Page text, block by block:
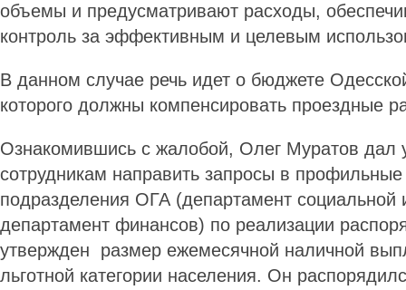
объемы и предусматривают расходы,
контроль за эффективным и целевым
В данном случае речь идет о бюджете
которого должны компенсировать проездные
Ознакомившись с жалобой, Олег Муратов дал
сотрудникам направить запросы в профильные
подразделения ОГА (департамент социальной
департамент финансов) по реализации
утвержден размер ежемесячной наличной
льготной категории населения. Он